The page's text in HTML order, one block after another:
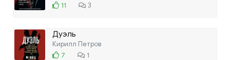
11
3
Дуэль
Кирилл Петров
7
1